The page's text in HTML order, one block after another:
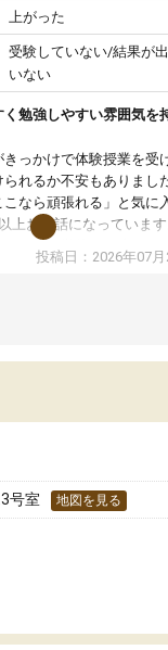
上がった
受験していない/結果が
いない
勉強しやすい雰囲気を
っかけで体験授業を受
られるか不安もありまし
なら頑張れる」と気に
上お世話になっていま
やすく、学校とは違った
った覚え方・考え方を丁
思える塾です。
投稿日：2026年07月
号室 地図を見る